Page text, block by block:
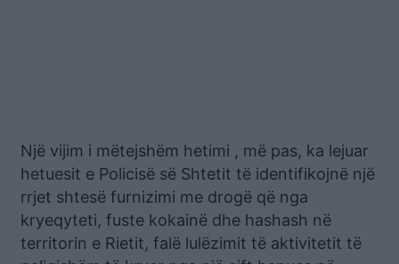
Një vijim i mëtejshëm hetimi , më pas, ka lejuar
hetuesit e Policisë së Shtetit të identifikojnë një
rrjet shtesë furnizimi me drogë që nga
kryeqyteti, fuste kokainë dhe hashash në
territorin e Rietit, falë lulëzimit të aktivitetit të